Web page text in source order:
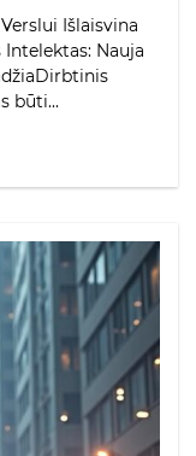
Išlaisvina
Nauja
būti...